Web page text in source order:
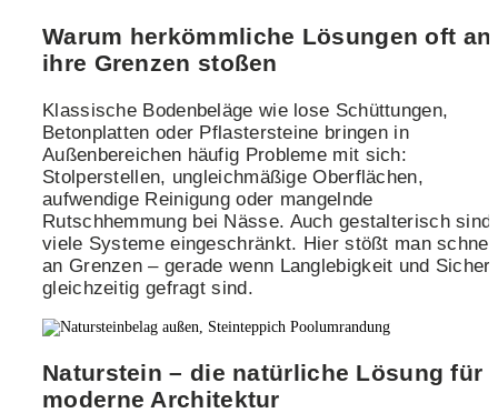
Warum herkömmliche Lösungen oft an
ihre Grenzen stoßen
Klassische Bodenbeläge wie lose Schüttungen,
Betonplatten oder Pflastersteine bringen in
Außenbereichen häufig Probleme mit sich:
Stolperstellen, ungleichmäßige Oberflächen,
aufwendige Reinigung oder mangelnde
Rutschhemmung bei Nässe. Auch gestalterisch sind
viele Systeme eingeschränkt. Hier stößt man schnell
an Grenzen – gerade wenn Langlebigkeit und
gleichzeitig gefragt sind.
Naturstein – die natürliche Lösung für
moderne Architektur